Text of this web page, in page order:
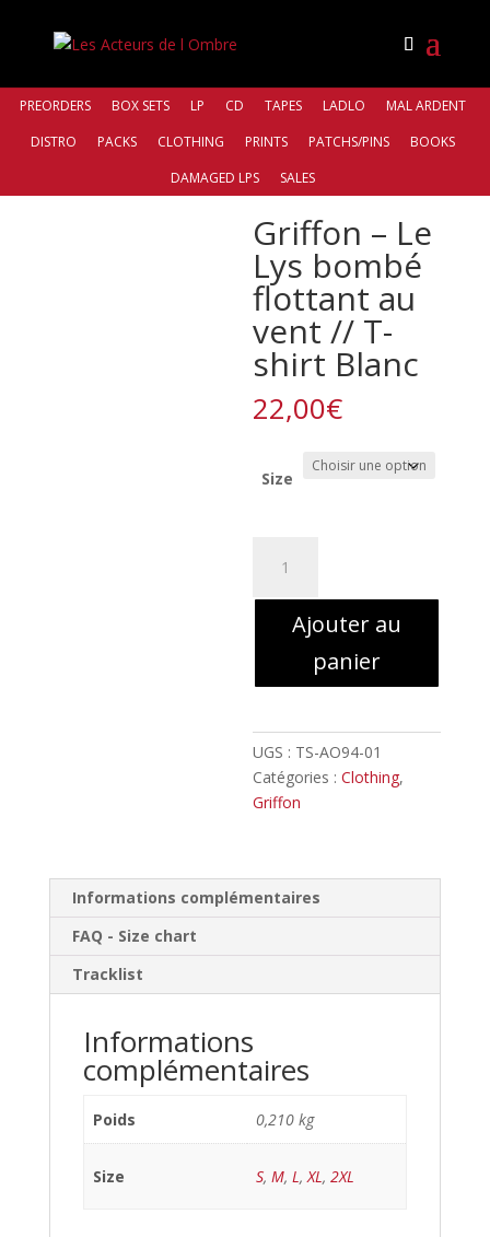
PREORDERS BOX SETS LP CD TAPES LADLO
MAL ARDENT
DISTRO
PACKS CLOTHING PRINTS PATCHS/PINS
BOOKS
DAMAGED LPS
SALES
flottant au vent // T-shirt Blanc
Griffon – Le
Lys bombé
flottant au
vent // T-
shirt Blanc
22,00€
Size
Griffon
au
vent
//
Blanc
Ajouter au
panier
UGS : TS-AO94-01
Catégories :Clothing,
Griffon
Informations complémentaires
FAQ - Size chart
Tracklist
Informations
complémentaires
Poids 0,210 kg
Size S, M, L,XL, 2XL